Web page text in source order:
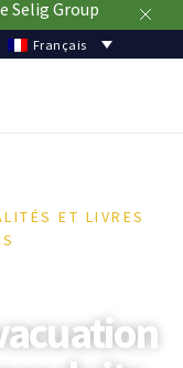
Selig Group
Français
ET LIVRES